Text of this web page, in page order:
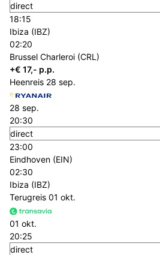
direct
18:15
Ibiza (IBZ)
02:20
Brussel Charleroi (CRL)
+€ 17,- p.p.
Heenreis 28 sep.
28 sep.
20:30
direct
23:00
Eindhoven (EIN)
02:30
Ibiza (IBZ)
Terugreis 01 okt.
01 okt.
20:25
direct